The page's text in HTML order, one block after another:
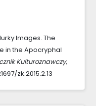
Images. The
in the Apocryphal
Kulturoznawczy,
zk.2015.2.13